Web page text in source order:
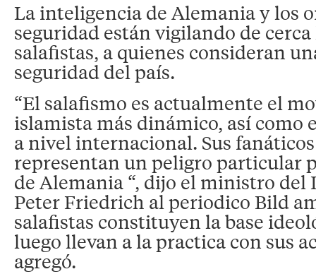
La inteligencia de Alemania y los
seguridad están vigilando de cerca
salafistas, a quienes consideran
seguridad del país.
“El salafismo es actualmente el
islamista más dinámico, así como
a nivel internacional. Sus
representan un peligro particular
de Alemania “, dijo el ministro
Peter Friedrich al periodico Bild
salafistas constituyen la base
luego llevan a la practica con sus
agregó.